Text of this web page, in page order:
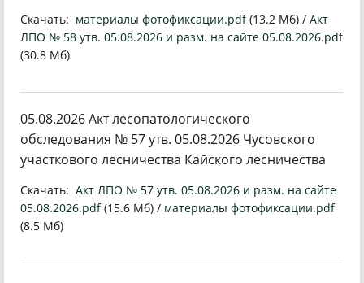
Скачать: материалы фотофиксации.pdf(13.2 Мб) / Акт
ЛПО № 58 утв. 05.08.2026 и разм. на сайте 05.08.2026.pdf
(30.8 Мб)
05.08.2026 Акт лесопатологического
обследования № 57 утв. 05.08.2026 Чусовского
участкового лесничества Кайского лесничества
Скачать: Акт ЛПО № 57 утв. 05.08.2026 и разм. на сайте
05.08.2026.pdf(15.6 Мб) / материалы фотофиксации.pdf
(8.5 Мб)